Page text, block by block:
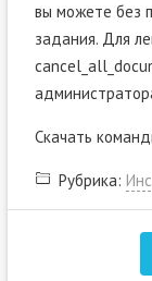
вы можете без
задания. Для
Скачать
Рубрика: